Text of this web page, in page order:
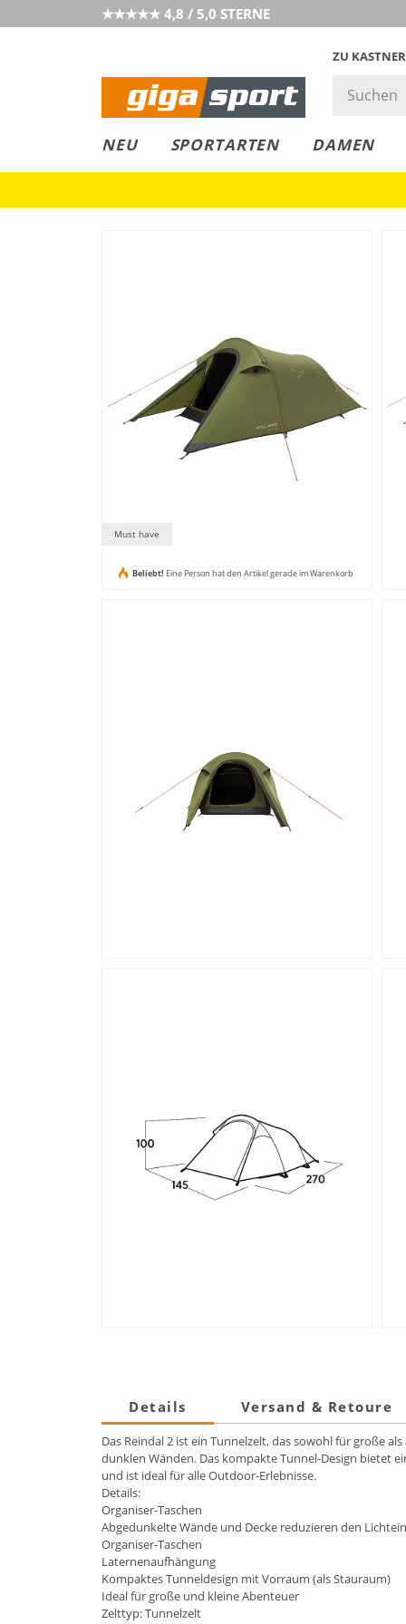
★★★★★ 4,8 / 5,0 STERNE
ZU
NEU SPORTARTEN DAMEN
LEASING
COLLECT
RESERVE
Must have
Beliebt! Eine Person hat den Artikel gerade im Warenkorb
Details Versand & Retoure
Das Reindal 2 ist ein Tunnelzelt, das sowohl für große
dunklen Wänden. Das kompakte Tunnel-Design bietet
und ist ideal für alle Outdoor-Erlebnisse.
Details:
Organiser-Taschen
Abgedunkelte Wände und Decke reduzieren den
Organiser-Taschen
Laternenaufhängung
Kompaktes Tunneldesign mit Vorraum (als Stauraum)
Ideal für große und kleine Abenteuer
Zelttyp: Tunnelzelt